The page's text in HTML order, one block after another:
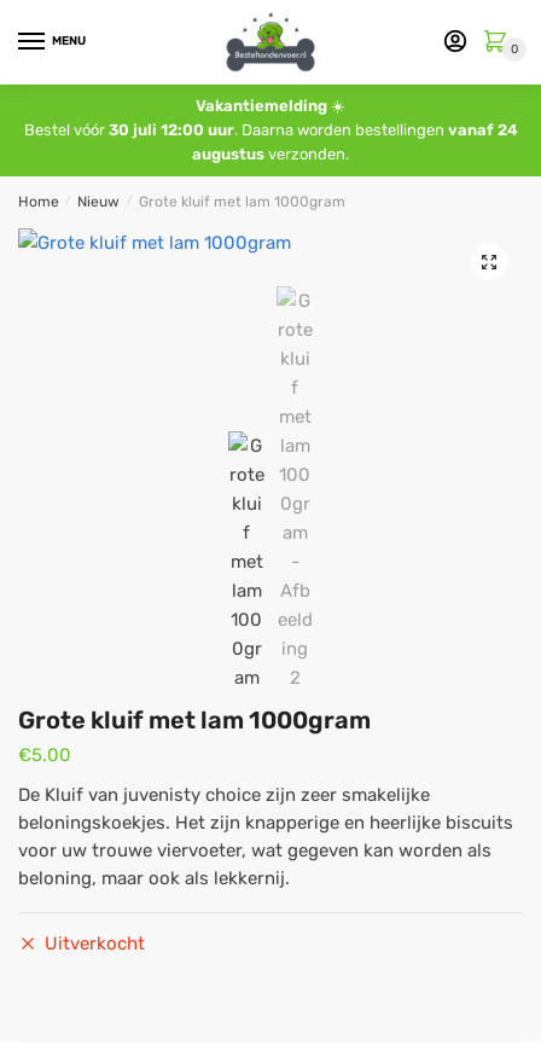
MENU
0
Vakantiemelding ☀️
Bestel vóór 30 juli 12:00 uur. Daarna worden bestellingen vanaf 24
augustus verzonden.
Home / Nieuw / Grote kluif met lam 1000gram
🔍
Grote kluif met lam 1000gram
€5.00
De Kluif van juvenisty choice zijn zeer smakelijke
beloningskoekjes. Het zijn knapperige en heerlijke biscuits
voor uw trouwe viervoeter, wat gegeven kan worden als
beloning, maar ook als lekkernij.
Uitverkocht